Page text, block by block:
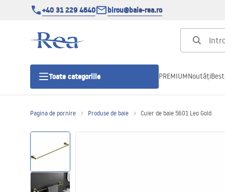
+40 31 229 4640 birou@baie-rea.ro
Toate categoriile
Usi pentru cabine de dus
Cadite de dus
PREMIUMNoutăți
Pagina de pornire Produse de baie Cuier de baie 5601 Leo Gold